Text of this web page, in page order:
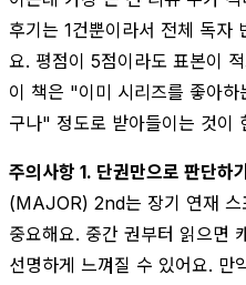
후기는 1건뿐이라서 전체 독자
요. 평점이 5점이라도 표본이
이 책은 "이미 시리즈를 좋아
구나" 정도로 받아들이는 것이
주의사항 1. 단권만으로 판단하
(MAJOR) 2nd는 장기 연재 스
중요해요. 중간 권부터 읽으면
선명하게 느껴질 수 있어요. 만